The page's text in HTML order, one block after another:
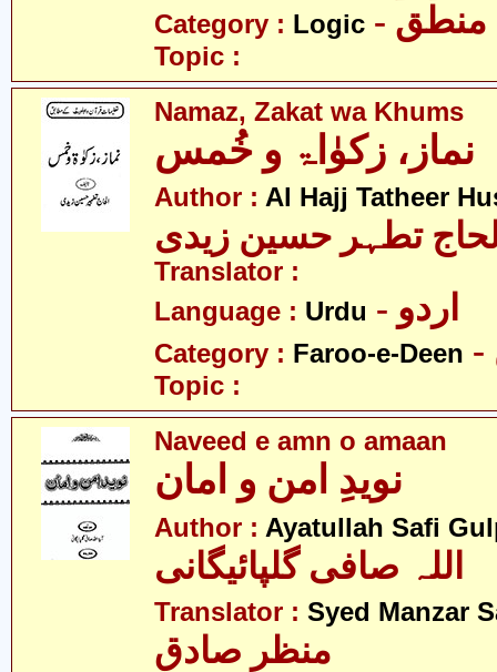
Category : Logic - منطق
Topic :
Namaz, Zakat wa Khums
نماز، زکوٰاۃ و خُمس
Author : Al Hajj Tatheer
تطہر حسین زیدی
Translator :
Language : Urdu - اردو
Category : Faroo-e-Deen
Topic :
Naveed e amn o amaan
نویدِ امن و امان
Author : Ayatullah Safi
اللہ صافی گلپائیگانی
Translator : Syed Manzar
منظر صادق